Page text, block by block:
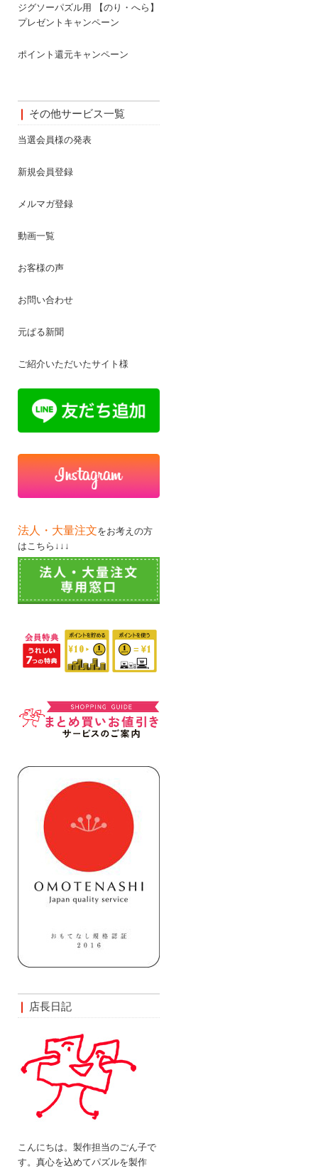
ジグソーパズル用 【のり・へら】
プレゼントキャンペーン
ポイント還元キャンペーン
その他サービス一覧
当選会員様の発表
新規会員登録
メルマガ登録
動画一覧
お客様の声
お問い合わせ
元ぱる新聞
ご紹介いただいたサイト様
法人・大量注文をお考えの方
はこちら↓↓↓
店長日記
こんにちは。製作担当のごん子で
す。真心を込めてパズルを製作